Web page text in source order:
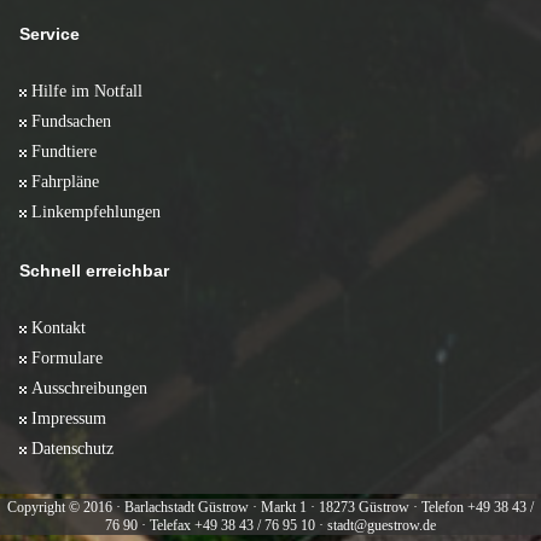
Service
Hilfe im Notfall
Fundsachen
Fundtiere
Fahrpläne
Linkempfehlungen
Schnell erreichbar
Kontakt
Formulare
Ausschreibungen
Impressum
Datenschutz
Copyright © 2016 · Barlachstadt Güstrow · Markt 1 · 18273 Güstrow · Telefon +49 38 43 /
76 90 · Telefax +49 38 43 / 76 95 10 · stadt@guestrow.de